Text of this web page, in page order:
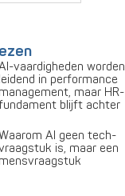
vaardigheden worden
leidend in performance
management, maar HR-
blijft achter
AI geen tech-
is, maar een
mensvraagstuk